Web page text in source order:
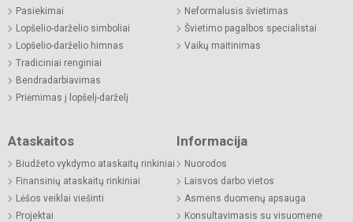
Pasiekimai
Lopšelio-darželio simboliai
Lopšelio-darželio himnas
Tradiciniai renginiai
Bendradarbiavimas
Priėmimas į lopšelį-darželį
Neformalusis švietimas
Švietimo pagalbos specialistai
Vaikų maitinimas
Ataskaitos
Biudžeto vykdymo ataskaitų rinkiniai
Finansinių ataskaitų rinkiniai
Lėšos veiklai viešinti
Projektai
Informacija
Nuorodos
Laisvos darbo vietos
Asmens duomenų apsauga
Konsultavimasis su visuomene